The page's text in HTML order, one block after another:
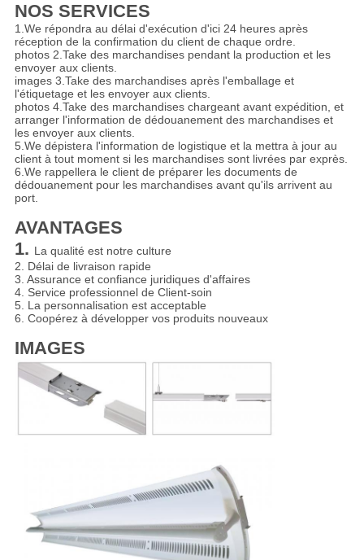
NOS SERVICES
1.We répondra au délai d'exécution d'ici 24 heures après
réception de la confirmation du client de chaque ordre.
photos 2.Take des marchandises pendant la production et les
envoyer aux clients.
images 3.Take des marchandises après l'emballage et
l'étiquetage et les envoyer aux clients.
photos 4.Take des marchandises chargeant avant expédition, et
arranger l'information de dédouanement des marchandises et
les envoyer aux clients.
5.We dépistera l'information de logistique et la mettra à jour au
client à tout moment si les marchandises sont livrées par exprès.
6.We rappellera le client de préparer les documents de
dédouanement pour les marchandises avant qu'ils arrivent au
port.
AVANTAGES
1. La qualité est notre culture
2. Délai de livraison rapide
3. Assurance et confiance juridiques d'affaires
4. Service professionnel de Client-soin
5. La personnalisation est acceptable
6. Coopérez à développer vos produits nouveaux
IMAGES